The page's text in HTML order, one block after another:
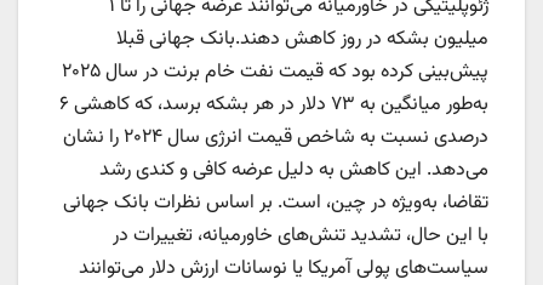
ژئوپلیتیکی در خاورمیانه می‌توانند عرضه جهانی را تا ۱
میلیون بشکه در روز کاهش دهند.بانک جهانی قبلا
پیش‌بینی کرده بود که قیمت نفت خام برنت در سال ۲۰۲۵
به‌طور میانگین به ۷۳ دلار در هر بشکه برسد، که کاهشی ۶
درصدی نسبت به شاخص قیمت انرژی سال ۲۰۲۴ را نشان
می‌دهد. این کاهش به دلیل عرضه کافی و کندی رشد
تقاضا، به‌ویژه در چین، است. بر اساس نظرات بانک جهانی
با این حال، تشدید تنش‌های خاورمیانه، تغییرات در
سیاست‌های پولی آمریکا یا نوسانات ارزش دلار می‌توانند